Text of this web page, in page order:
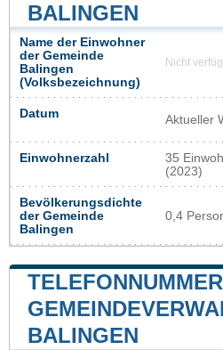
BALINGEN
Name der Einwohner
der Gemeinde
Balingen
(Volksbezeichnung)
Nicht
Datum Aktueller
Einwohnerzahl
35
(2023)
Bevölkerungsdichte
der Gemeinde
Balingen
0,4
BALINGEN